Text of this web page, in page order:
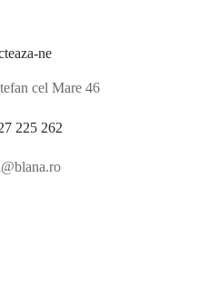
ne
cel Mare 46
225 262